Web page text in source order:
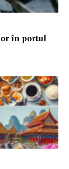
în portul